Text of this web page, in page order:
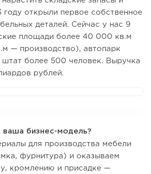
году открыли первое собственное
деталей. Сейчас у нас 9
площади более 40 000 кв.м
— производство), автопарк
более 500 человек. Выручка
рублей.
ваша бизнес-модель?
для производства мебели
фурнитура) и оказываем
кромлению и присадке —